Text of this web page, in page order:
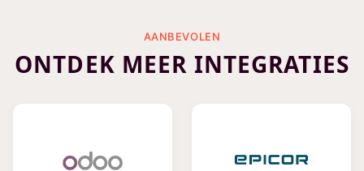
AANBEVOLEN
ONTDEK MEER INTEGRATIES